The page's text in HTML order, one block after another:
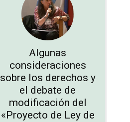
Algunas
consideraciones
sobre los derechos y
el debate de
modificación del
«Proyecto de Ley de